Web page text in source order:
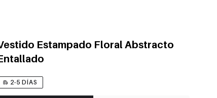
Estampado Floral Abstracto
2-5 DÍAS